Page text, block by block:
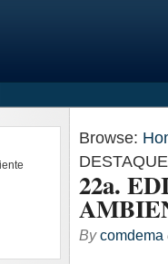
Browse:
22a.
Bycomdema